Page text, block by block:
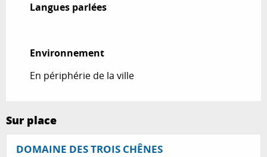
Langues parlées
Langues parlées
Environnement
Environnement
En périphérie de la ville
Sur place
DOMAINE DES TROIS CHÊNES